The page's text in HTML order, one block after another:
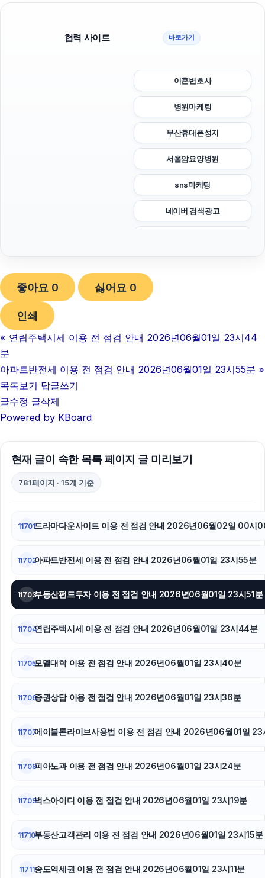
협력 사이트 바로가기
이혼변호사
병원마케팅
부산휴대폰성지
서울암요양병원
sns마케팅
네이버 검색광고
대안학교
축구반티
이혼전문변호사
좋아요 0 싫어요 0
인쇄
« 연립주택시세 이용 전 점검 안내 2026년06월01일 23시44
분
아파트반전세 이용 전 점검 안내 2026년06월01일 23시55분 »
목록보기 답글쓰기
글수정 글삭제
Powered by KBoard
현재 글이 속한 목록 페이지 글 미리보기
781페이지 · 15개 기준
11701드라마다운사이트 이용 전 점검 안내 2026년06월02일 00시
11702아파트반전세 이용 전 점검 안내 2026년06월01일 23시55분
11703부동산펀드투자 이용 전 점검 안내 2026년06월01일 23시51분
11704연립주택시세 이용 전 점검 안내 2026년06월01일 23시44분
11705모델대학 이용 전 점검 안내 2026년06월01일 23시40분
11706증권상담 이용 전 점검 안내 2026년06월01일 23시36분
11707에이블톤라이브사용법 이용 전 점검 안내 2026년06월01일
11708피아노과 이용 전 점검 안내 2026년06월01일 23시24분
11709벅스아이디 이용 전 점검 안내 2026년06월01일 23시19분
11710부동산고객관리 이용 전 점검 안내 2026년06월01일 23시15분
11711송도역세권 이용 전 점검 안내 2026년06월01일 23시11분